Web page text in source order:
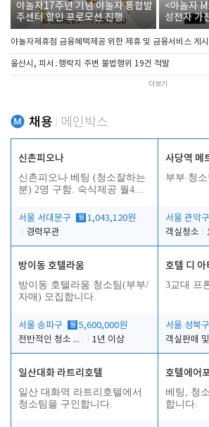
야놀자17주년 기념 야놀자 통합발
주센터 할인 프로모션 진행
<야놀자
성전자 가
야놀자제휴점 금융혜택제공 위한 제휴 및 금융서비스 게시
울산시, 피서․행락지 주변 불법행위 19건 적발
더보기
채용 메인박스
신촌피오나
신촌피오나 베팅 (청소잘하는
분) 2명 구함. 숙식제공 월4회
서울 서대문구
월 1,043,120원
경력무관
사당역 메
부부 청
서울 관악구
객실청소
방이동 호텔라움
방이동 호텔라움 청소팀(부부/
자매) 모집합니다.
서울 송파구 월 5,600,000원
전반적인 청소 업무(객실청소.객실정리)
1년 이상
호텔 디
3교대 프
서울 성북구
일산대화 라트리호텔
일산 대화역 라트리호텔에서
청소팀을 구인합니다.
호텔에어
베팅, 청
합니다.